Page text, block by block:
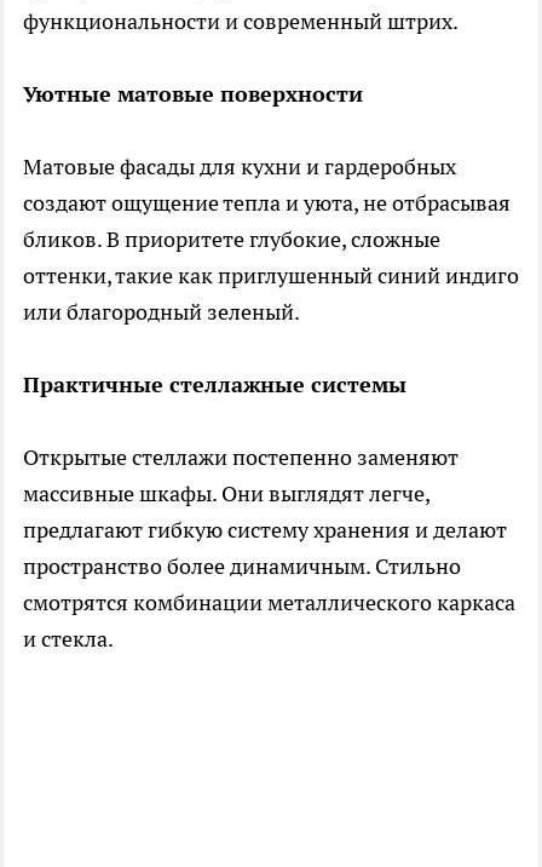
функциональности и современный штрих.
Уютные матовые поверхности
Матовые фасады для кухни и гардеробных
создают ощущение тепла и уюта, не отбрасывая
бликов. В приоритете глубокие, сложные
оттенки, такие как приглушенный синий индиго
или благородный зеленый.
Практичные стеллажные системы
Открытые стеллажи постепенно заменяют
массивные шкафы. Они выглядят легче,
предлагают гибкую систему хранения и делают
пространство более динамичным. Стильно
смотрятся комбинации металлического каркаса
и стекла.